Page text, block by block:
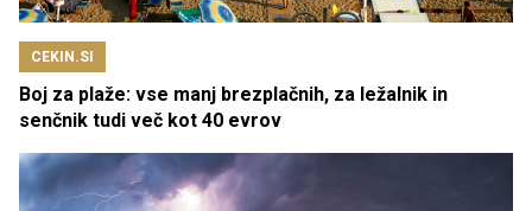
CEKIN.SI
Boj za plaže: vse manj brezplačnih, za ležalnik in
senčnik tudi več kot 40 evrov